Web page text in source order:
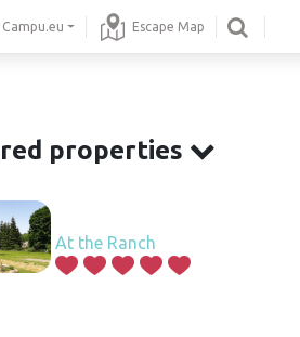
Escape Map
properties
At the Ranch